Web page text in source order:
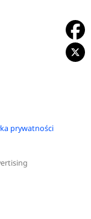
prywatności